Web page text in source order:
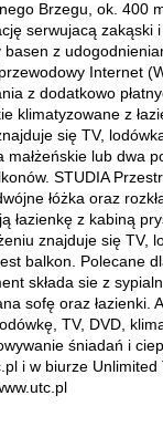
Brzegu, ok. 400
serwujacą zakąski
basen z
Internet
z dodatkowo
klimatyzowane z
się TV,
małżeńskie lub dwa
STUDIA
łóżka oraz
łazienkę z kabiną
znajduje się TV,
balkon. Polecane
składa sie z
sofę oraz
TV, DVD,
śniadań i
i w biurze